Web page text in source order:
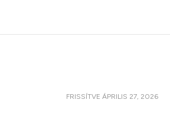
FRISSÍTVE ÁPRILIS 27, 2026